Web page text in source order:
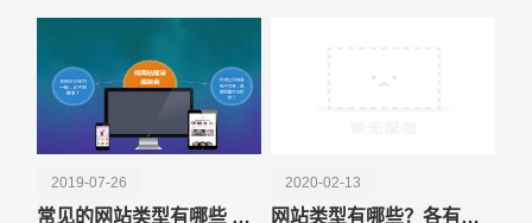
2019-07-26
常见的网站类型有哪些 哪种更适合你
2020-02-13
网站类型有哪些？各有什么特点？